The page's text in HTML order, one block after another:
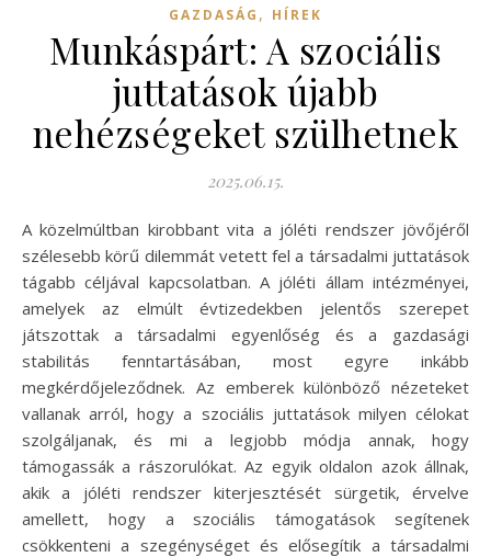
GAZDASÁG , HÍREK
Munkáspárt: A szociális
juttatások újabb
nehézségeket szülhetnek
2025.06.15.
A közelmúltban kirobbant vita a jóléti rendszer jövőjéről
szélesebb körű dilemmát vetett fel a társadalmi juttatások
tágabb céljával kapcsolatban. A jóléti állam intézményei,
amelyek az elmúlt évtizedekben jelentős szerepet
játszottak a társadalmi egyenlőség és a gazdasági
stabilitás fenntartásában, most egyre inkább
megkérdőjeleződnek. Az emberek különböző nézeteket
vallanak arról, hogy a szociális juttatások milyen célokat
szolgáljanak, és mi a legjobb módja annak, hogy
támogassák a rászorulókat. Az egyik oldalon azok állnak,
akik a jóléti rendszer kiterjesztését sürgetik, érvelve
amellett, hogy a szociális támogatások segítenek
csökkenteni a szegénységet és elősegítik a társadalmi